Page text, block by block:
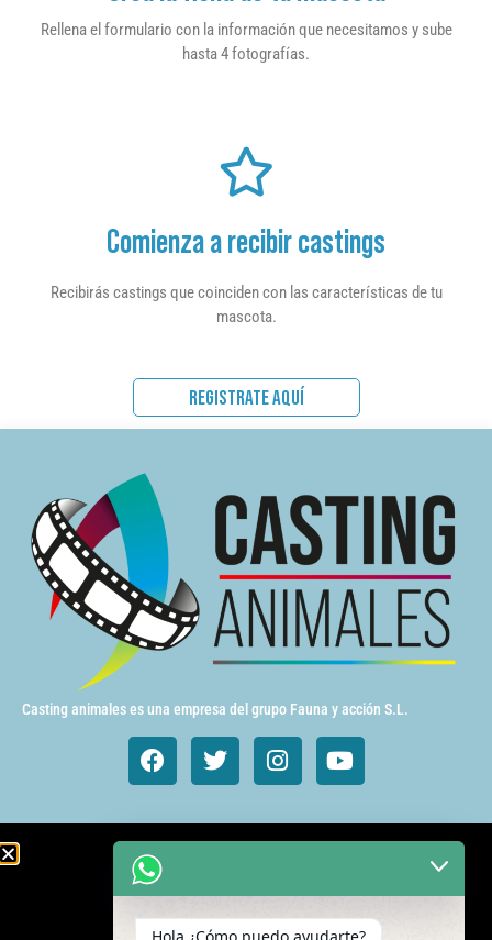
Rellena el formulario con la información que necesitamos y sube
hasta 4 fotografías.
Comienza a recibir castings
Recibirás castings que coinciden con las características de tu
mascota.
REGISTRATE AQUÍ
Casting animales es una empresa del grupo Fauna y acción S.L.
Animales de cine y TV